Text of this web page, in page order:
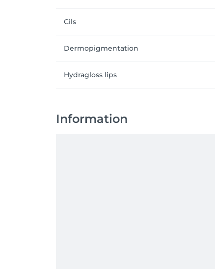
Cils
Dermopigmentation
Hydragloss lips
Information